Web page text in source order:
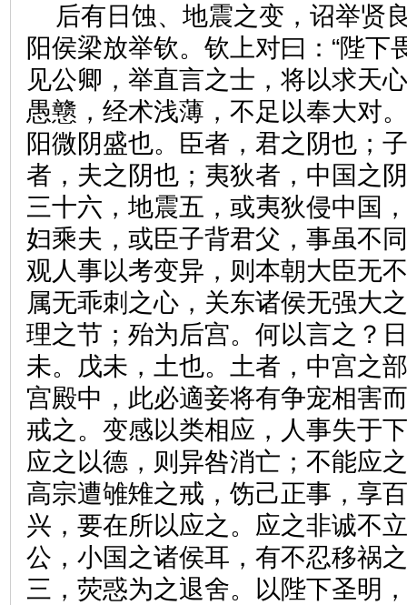
后有日蚀、地震之变，诏举贤
阳侯梁放举钦。钦上对曰：“陛下
见公卿，举直言之士，将以求天
愚戆，经术浅薄，不足以奉大对
阳微阴盛也。臣者，君之阴也；
者，夫之阴也；夷狄者，中国之
三十六，地震五，或夷狄侵中国
妇乘夫，或臣子背君父，事虽不
观人事以考变异，则本朝大臣无
属无乖刺之心，关东诸侯无强大
理之节；殆为后宫。何以言之？
未。戊未，土也。土者，中宫之
宫殿中，此必適妾将有争宠相害
戒之。变感以类相应，人事失于
应之以德，则异咎消亡；不能应
高宗遭雊雉之戒，饬己正事，享
兴，要在所以应之。应之非诚不
公，小国之诸侯耳，有不忍移祸
三，荧惑为之退舍。以陛下圣明